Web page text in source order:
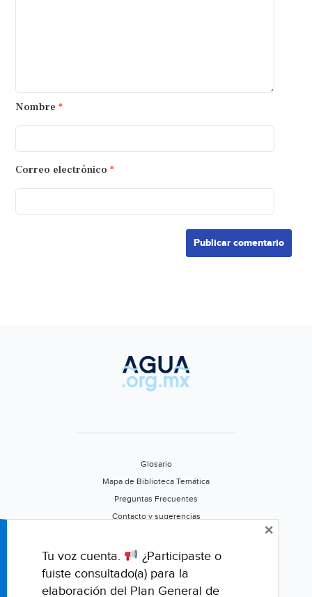
Nombre *
Correo electrónico *
Glosario
Mapa de Biblioteca Temática
Preguntas Frecuentes
Contacto y sugerencias
Califica este portal
Tu voz cuenta.
¿Participaste o
fuiste consultado(a) para la
elaboración del Plan General de
×